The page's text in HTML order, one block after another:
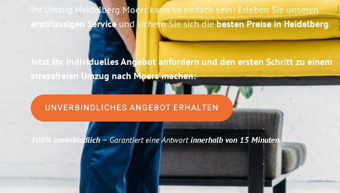
Ihr Umzug Heidelberg Moers kann so einfach sein! Erleben Sie unseren
erstklassigen Serviceund sichern Sie sich diebesten Preise in Heidelberg.
Jetzt Ihr individuelles Angebot anfordern und den ersten Schritt zu einem
stressfreien Umzug nach Moers machen:
UNVERBINDLICHES ANGEBOT ERHALTEN
100% unverbindlich– Garantiert eine Antwortinnerhalb von 15 Minuten.